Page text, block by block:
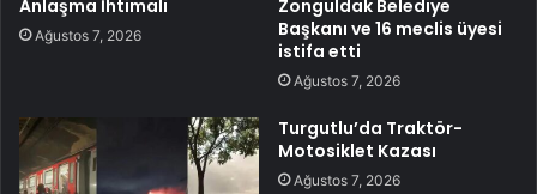
Anlaşma İhtimali
Ağustos 7, 2026
Zonguldak Belediye
Başkanı ve 16 meclis üyesi
istifa etti
Ağustos 7, 2026
Turgutlu’da Traktör-
Motosiklet Kazası
Ağustos 7, 2026